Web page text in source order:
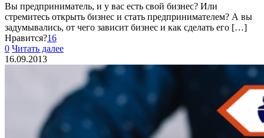
Вы предприниматель, и у вас есть свой бизнес? Или
стремитесь открыть бизнес и стать предпринимателем? А вы
задумывались, от чего зависит бизнес и как сделать его […]
Нравится?16
0 Читать далее
16.09.2013